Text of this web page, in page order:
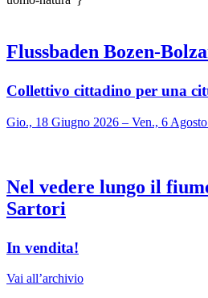
Flussbaden Bozen-
Collettivo cittadino per una
Gio., 18 Giugno 2026 – Ven., 6
Nel vedere lungo il
Sartori
In vendita!
Vai all’archivio